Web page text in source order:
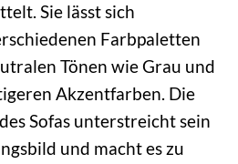
Sie lässt sich
Farbpaletten
Tönen wie Grau und
Akzentfarben. Die
Sofas unterstreicht sein
und macht es zu